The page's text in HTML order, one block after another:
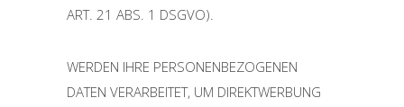
ART. 21 ABS. 1 DSGVO).
WERDEN IHRE PERSONENBEZOGENEN
DATEN VERARBEITET, UM DIREKTWERBUNG